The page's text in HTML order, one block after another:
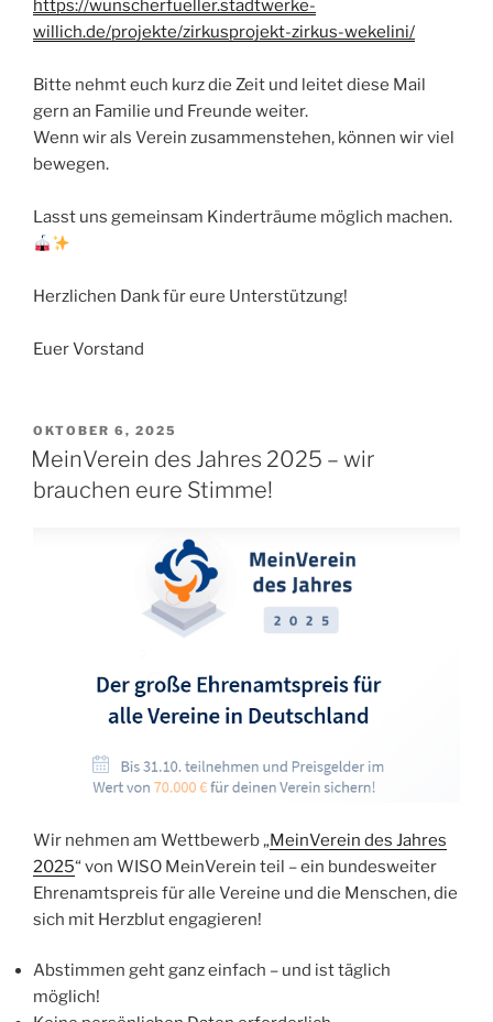
https://wunscherfueller.stadtwerke-
willich.de/projekte/zirkusprojekt-zirkus-wekelini/
Bitte nehmt euch kurz die Zeit und leitet diese Mail
gern an Familie und Freunde weiter.
Wenn wir als Verein zusammenstehen, können wir viel
bewegen.
Lasst uns gemeinsam Kinderträume möglich machen.
Herzlichen Dank für eure Unterstützung!
Euer Vorstand
VERÖFFENTLICHT
AM
OKTOBER 6, 2025
MeinVerein des Jahres 2025 – wir
brauchen eure Stimme!
Wir nehmen am Wettbewerb „MeinVerein des Jahres
2025“ von WISO MeinVerein teil – ein bundesweiter
Ehrenamtspreis für alle Vereine und die Menschen, die
sich mit Herzblut engagieren!
Abstimmen geht ganz einfach – und ist täglich
möglich!